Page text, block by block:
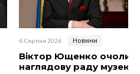
6 Серпня 2026 Новини
Віктор Ющенко очолив
наглядову раду музею